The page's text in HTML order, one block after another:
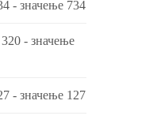
- значење 734
- значење
- значење 127